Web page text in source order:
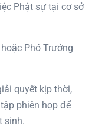
Phật sự tại cơ sở
Phó Trưởng
quyết kịp thời,
phiên họp để
sinh.